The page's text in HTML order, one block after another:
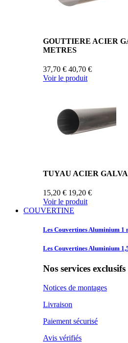
GOUTTIERE ACIER
METRES
37,70 € 40,70 €
Voir le produit
TUYAU ACIER
15,20 € 19,20 €
Voir le produit
COUVERTINE
Les CouvertinesAluminium 1
Les CouvertinesAluminium
Nos services exclusifs
Notices de montages
Livraison
Paiement sécurisé
Avis vérifiés